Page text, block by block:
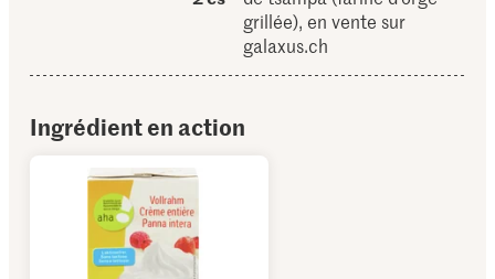
grillée), en vente sur
galaxus.ch
Ingrédient en action